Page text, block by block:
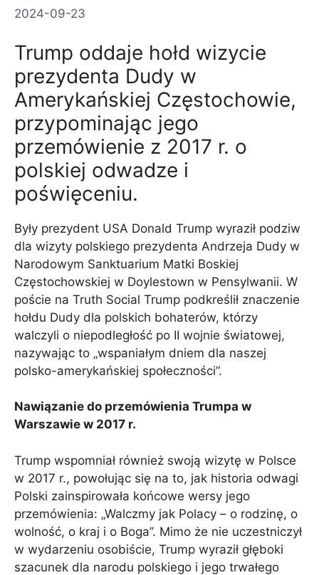
2024-09-23
Trump oddaje hołd wizycie
prezydenta Dudy w
Amerykańskiej Częstochowie,
przypominając jego
przemówienie z 2017 r. o
polskiej odwadze i
poświęceniu.
Były prezydent USA Donald Trump wyraził podziw
dla wizyty polskiego prezydenta Andrzeja Dudy w
Narodowym Sanktuarium Matki Boskiej
Częstochowskiej w Doylestown w Pensylwanii. W
poście na Truth Social Trump podkreślił znaczenie
hołdu Dudy dla polskich bohaterów, którzy
walczyli o niepodległość po II wojnie światowej,
nazywając to „wspaniałym dniem dla naszej
polsko-amerykańskiej społeczności”.
Nawiązanie do przemówienia Trumpa w
Warszawie w 2017 r.
Trump wspomniał również swoją wizytę w Polsce
w 2017 r., powołując się na to, jak historia odwagi
Polski zainspirowała końcowe wersy jego
przemówienia: „Walczmy jak Polacy – o rodzinę, o
wolność, o kraj i o Boga”. Mimo że nie uczestniczył
w wydarzeniu osobiście, Trump wyraził głęboki
szacunek dla narodu polskiego i jego trwałego